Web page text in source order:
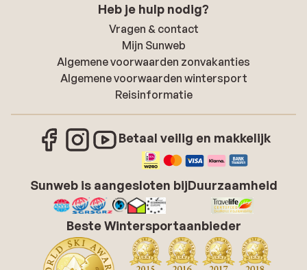
Heb je hulp nodig?
Vragen & contact
Mijn Sunweb
Algemene voorwaarden zonvakanties
Algemene voorwaarden wintersport
Reisinformatie
Betaal veilig en makkelijk
Sunweb is aangesloten bijDuurzaamheid
Beste Wintersportaanbieder